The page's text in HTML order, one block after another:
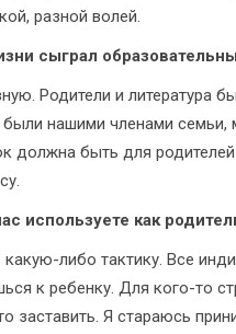
разной волей.
сыграл
Родители и литература
были нашими членами
должна быть для
используете как
­либо тактику. Все
к ребенку. Для кого-то
заставить. Я стараюсь